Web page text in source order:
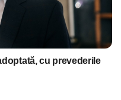
cu prevederile